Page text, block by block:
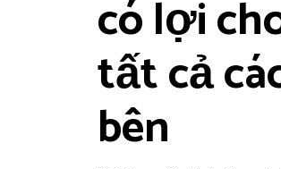
có lợi
tất cả
bên